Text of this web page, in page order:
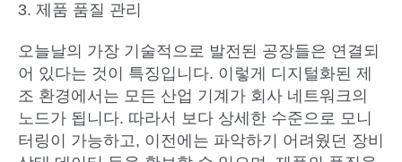
3. 제품 품질 관리
오늘날의 가장 기술적으로 발전된 공장들은 연결되
어 있다는 것이 특징입니다. 이렇게 디지털화된 제
조 환경에서는 모든 산업 기계가 회사 네트워크의
노드가 됩니다. 따라서 보다 상세한 수준으로 모니
터링이 가능하고, 이전에는 파악하기 어려웠던 장비